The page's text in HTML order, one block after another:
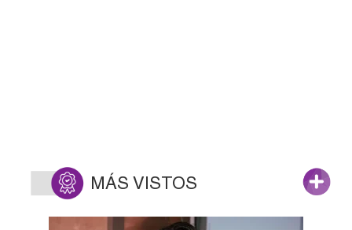
MÁS VISTOS